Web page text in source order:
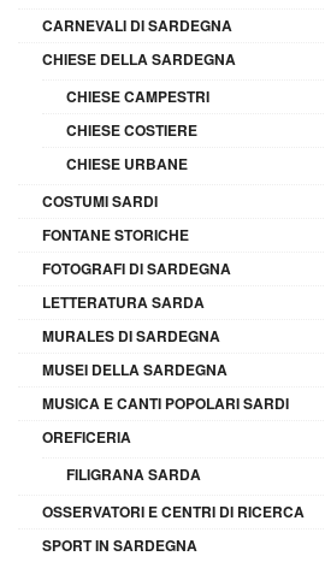
CARNEVALI DI SARDEGNA
CHIESE DELLA SARDEGNA
CHIESE CAMPESTRI
CHIESE COSTIERE
CHIESE URBANE
COSTUMI SARDI
FONTANE STORICHE
FOTOGRAFI DI SARDEGNA
LETTERATURA SARDA
MURALES DI SARDEGNA
MUSEI DELLA SARDEGNA
MUSICA E CANTI POPOLARI SARDI
OREFICERIA
FILIGRANA SARDA
OSSERVATORI E CENTRI DI RICERCA
SPORT IN SARDEGNA